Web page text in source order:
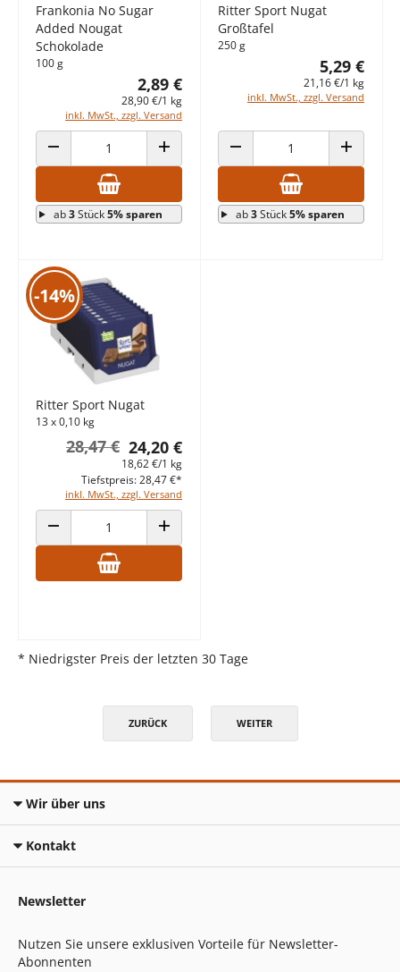
Frankonia No Sugar
Added Nougat
Schokolade
100 g
2,89 €
28,90 €/1 kg
inkl. MwSt., zzgl. Versand
ANZAHL VERRINGERN ANZAHL ERHÖHEN
ab3Stück5% sparen
Ritter Sport Nugat
Großtafel
250 g
5,29 €
21,16 €/1 kg
inkl. MwSt., zzgl. Versand
ANZAHL VERRINGERN ANZAHL
ab3Stück5% sparen
-14%
Ritter Sport Nugat
13 x 0,10 kg
24,20 €
28,47 €
18,62 €/1 kg
inkl. MwSt., zzgl. Versand
Tiefstpreis: 28,47 €*
ANZAHL VERRINGERN ANZAHL ERHÖHEN
* Niedrigster Preis der letzten 30 Tage
ZURÜCK WEITER
Wir über uns
Kontakt
Newsletter
Nutzen Sie unsere exklusiven Vorteile für Newsletter-
Abonnenten